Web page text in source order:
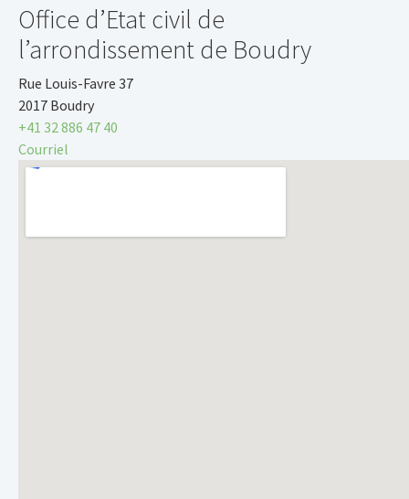
Office d’Etat civil de
l’arrondissement de Boudry
Rue Louis-Favre 37
2017 Boudry
+41 32 886 47 40
Courriel